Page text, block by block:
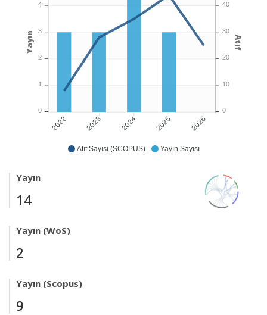
Atıf Sayısı (SCOPUS) Yayın Sayısı
2022 2023 2024 2025 2026
40
30
20
10
0
Atıf
4
3
2
1
0
Yayın
Yayın
14
Yayın (WoS)
2
Yayın (Scopus)
9